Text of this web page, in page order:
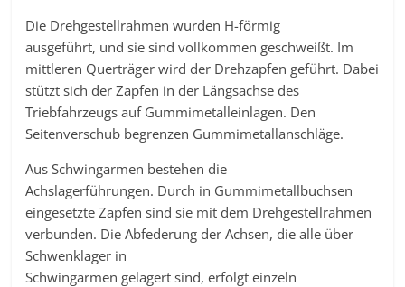
Die Drehgestellrahmen wurden H-förmig
ausgeführt, und sie sind vollkommen geschweißt. Im
mittleren Querträger wird der Drehzapfen geführt. Dabei
stützt sich der Zapfen in der Längsachse des
Triebfahrzeugs auf Gummimetalleinlagen. Den
Seitenverschub begrenzen Gummimetallanschläge.
Aus Schwingarmen bestehen die
Achslagerführungen. Durch in Gummimetallbuchsen
eingesetzte Zapfen sind sie mit dem Drehgestellrahmen
verbunden. Die Abfederung der Achsen, die alle über
Schwenklager in
Schwingarmen gelagert sind, erfolgt einzeln